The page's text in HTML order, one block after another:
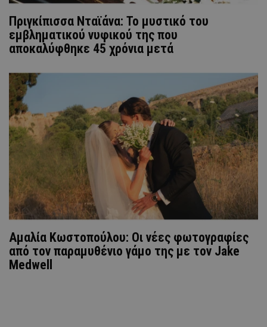
Πριγκίπισσα Νταϊάνα: Το μυστικό του
εμβληματικού νυφικού της που
αποκαλύφθηκε 45 χρόνια μετά
Αμαλία Κωστοπούλου: Οι νέες φωτογραφίες
από τον παραμυθένιο γάμο της με τον Jake
Medwell